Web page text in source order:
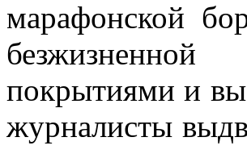
марафонской
покрытиями и
журналисты